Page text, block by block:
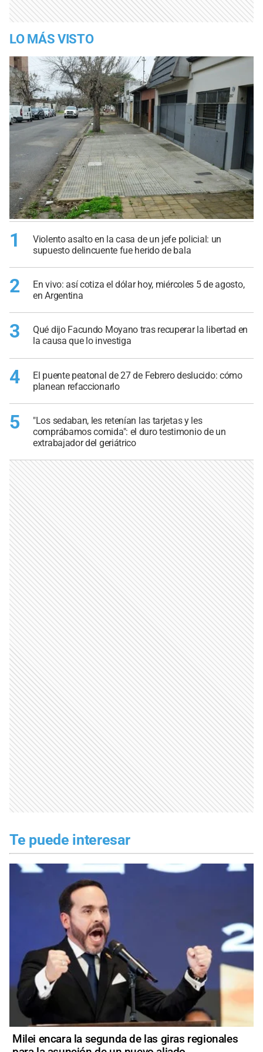
LO MÁS VISTO
1
Violento asalto en la casa de un jefe policial: un
supuesto delincuente fue herido de bala
2
En vivo: así cotiza el dólar hoy, miércoles 5 de agosto,
en Argentina
3
Qué dijo Facundo Moyano tras recuperar la libertad en
la causa que lo investiga
4
El puente peatonal de 27 de Febrero deslucido: cómo
planean refaccionarlo
5
"Los sedaban, les retenían las tarjetas y les
comprábamos comida": el duro testimonio de un
extrabajador del geriátrico
Te puede interesar
Milei encara la segunda de las giras regionales